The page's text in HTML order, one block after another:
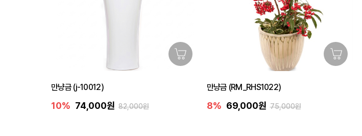
만냥금 (j-10012)
10% 74,000원 82,000원
만냥금 (RM_RHS1022)
8% 69,000원 75,000원